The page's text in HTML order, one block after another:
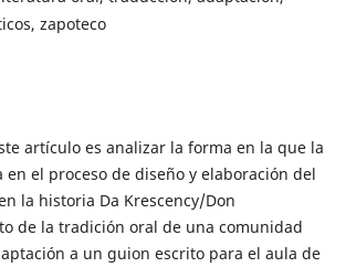
zapoteco
artículo es analizar la forma en la que la
el proceso de diseño y elaboración del
la historia Da Krescency/Don
de la tradición oral de una comunidad
a un guion escrito para el aula de